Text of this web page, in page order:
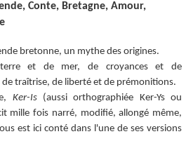
Conte, Bretagne, Amour,
bretonne, un mythe des origines.
et de mer, de croyances et de
traîtrise, de liberté et de prémonitions.
Ker-Is(aussi orthographiée Ker-Ys ou
mille fois narré, modifié, allongé même,
est ici conté dans l'une de ses versions